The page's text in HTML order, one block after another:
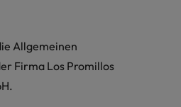
Allgemeinen
Firma Los Promillos